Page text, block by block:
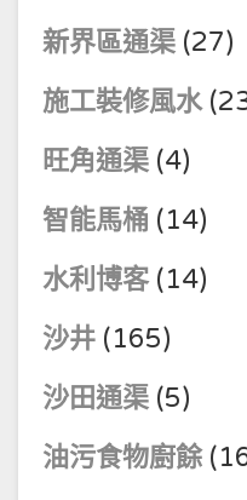
新界區通渠 (27)
施工裝修風水
旺角通渠 (4)
智能馬桶 (14)
水利博客(14)
沙井 (165)
沙田通渠 (5)
油污食物廚餘